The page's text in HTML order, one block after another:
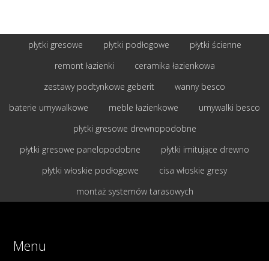
płytki gresowe płytki podłogowe
płytki ścienne
remont łazienki
ceramika łazienkowa
zestawy podtynkowe geberit
wanny besco
baterie umywalkowe
meble łazienkowe
umywalki besco
płytki gresowe drewnopodobne
płytki gresowe panelopodobne
płytki imitujące drewno
płytki włoskie podłogowe
cisa włoskie gresy
montaż systemów tarasowych
Menu